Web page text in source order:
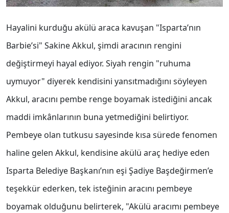
Hayalini kurduğu akülü araca kavuşan "Isparta’nın
Barbie’si" Sakine Akkul, şimdi aracının rengini
değiştirmeyi hayal ediyor. Siyah rengin "ruhuma
uymuyor" diyerek kendisini yansıtmadığını söyleyen
Akkul, aracını pembe renge boyamak istediğini ancak
maddi imkânlarının buna yetmediğini belirtiyor.
Pembeye olan tutkusu sayesinde kısa sürede fenomen
haline gelen Akkul, kendisine akülü araç hediye eden
Isparta Belediye Başkanı’nın eşi Şadiye Başdeğirmen’e
teşekkür ederken, tek isteğinin aracını pembeye
boyamak olduğunu belirterek, "Akülü aracımı pembeye